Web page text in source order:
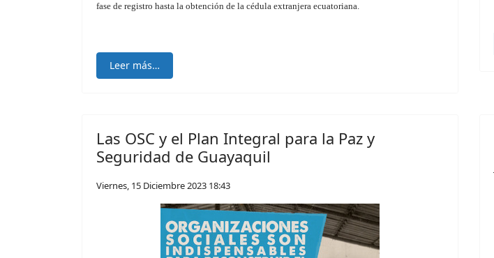
fase de registro hasta la obtención de la cédula extranjera ecuatoriana.
Leer más…
Las OSC y el Plan Integral para la Paz y
Seguridad de Guayaquil
Viernes, 15 Diciembre 2023 18:43